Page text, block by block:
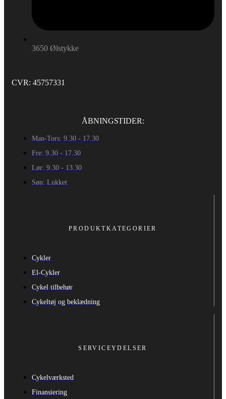
3650 Ølstykke
CVR: 45757331
ÅBNINGSTIDER:
Man-Tors: 9.30 - 17.30
Fre: 9.30 - 17.30
Lør: 9.30 - 13.30
Søn: Lukket
PRODUKTKATEGORIER
Cykler
El-Cykler
Cykel tilbehør
Cykeltøj og beklædning
SERVICEYDELSER
Cykelværksted
Finansiering